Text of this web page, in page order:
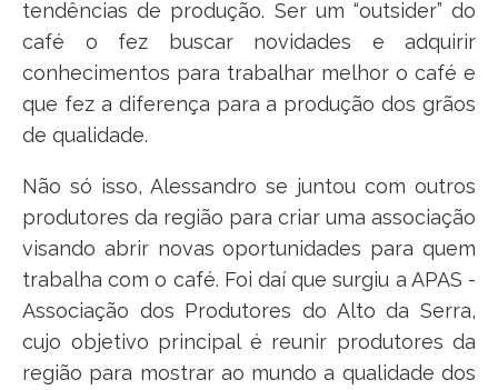
tendências de produção. Ser um “outsider” do
café o fez buscar novidades e adquirir
conhecimentos para trabalhar melhor o café e
que fez a diferença para a produção dos grãos
de qualidade.
Não só isso, Alessandro se juntou com outros
produtores da região para criar uma associação
visando abrir novas oportunidades para quem
trabalha com o café. Foi daí que surgiu a APAS -
Associação dos Produtores do Alto da Serra,
cujo objetivo principal é reunir produtores da
região para mostrar ao mundo a qualidade dos